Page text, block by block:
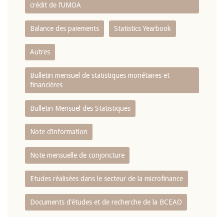
crédit de l‘UMOA
Balance des paiements Statistics Yearbook
Autres
Bulletin mensuel de statistiques monétaires et
financières
Bulletin Mensuel des Statistiques
Note d’information
Note mensuelle de conjoncture
Etudes réalisées dans le secteur de la microfinance
Documents d’études et de recherche de la BCEAO